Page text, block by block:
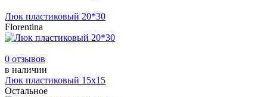
Люк пластиковый 20*30
Florentina
0 отзывов
в наличии
Люк пластиковый 15х15
Остальное